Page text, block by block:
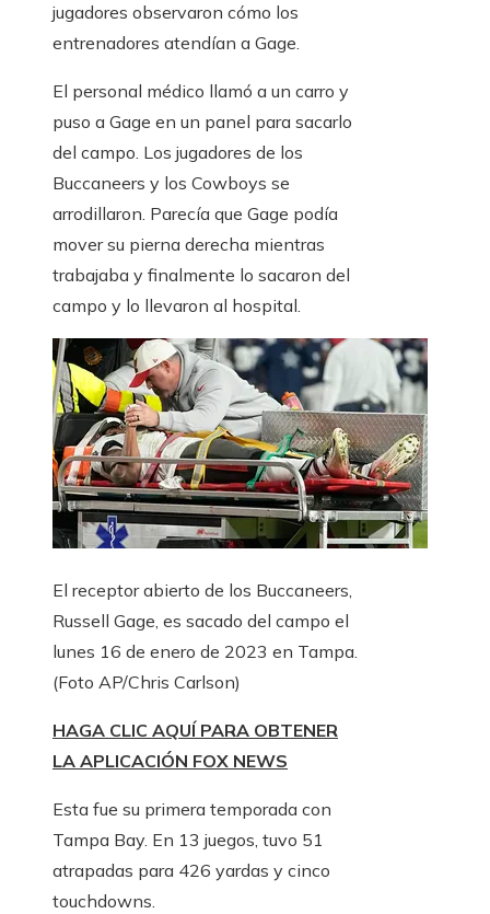
jugadores observaron cómo los
entrenadores atendían a Gage.
El personal médico llamó a un carro y
puso a Gage en un panel para sacarlo
del campo. Los jugadores de los
Buccaneers y los Cowboys se
arrodillaron. Parecía que Gage podía
mover su pierna derecha mientras
trabajaba y finalmente lo sacaron del
campo y lo llevaron al hospital.
El receptor abierto de los Buccaneers,
Russell Gage, es sacado del campo el
lunes 16 de enero de 2023 en Tampa.
(Foto AP/Chris Carlson)
HAGA CLIC AQUÍ PARA OBTENER
LA APLICACIÓN FOX NEWS
Esta fue su primera temporada con
Tampa Bay. En 13 juegos, tuvo 51
atrapadas para 426 yardas y cinco
touchdowns.